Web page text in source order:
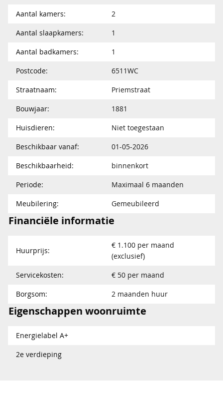
Aantal kamers:
2
Aantal slaapkamers:
1
Aantal badkamers:
1
Postcode:
6511WC
Straatnaam:
Priemstraat
Bouwjaar:
1881
Huisdieren:
Niet toegestaan
Beschikbaar vanaf:
01-05-2026
Beschikbaarheid:
binnenkort
Periode:
Maximaal 6 maanden
Meubilering:
Gemeubileerd
Financiële informatie
Huurprijs:
€ 1.100 per maand
(exclusief)
Servicekosten:
€ 50 per maand
Borgsom:
2 maanden huur
Eigenschappen woonruimte
Energielabel A+
2e verdieping